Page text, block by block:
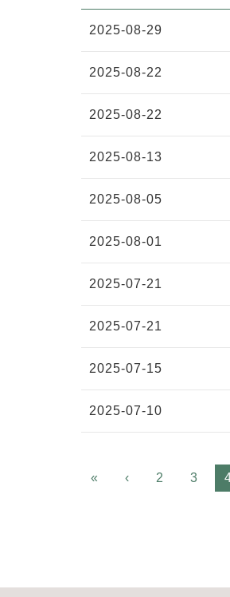
2025-08-29
2025-08-22
2025-08-22
2025-08-13
2025-08-05
2025-08-01
2025-07-21
2025-07-21
2025-07-15
2025-07-10
« Previous
‹ 2 3